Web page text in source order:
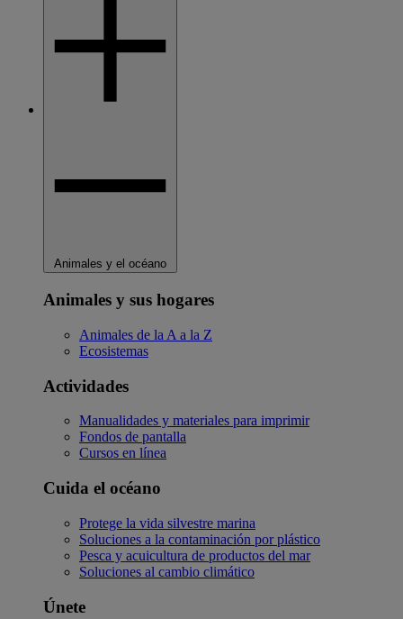
Animales y el océano
Animales y sus hogares
Animales de la A a la Z
Ecosistemas
Actividades
Manualidades y materiales para imprimir
Fondos de pantalla
Cursos en línea
Cuida el océano
Protege la vida silvestre marina
Soluciones a la contaminación por plástico
Pesca y acuicultura de productos del mar
Soluciones al cambio climático
Únete